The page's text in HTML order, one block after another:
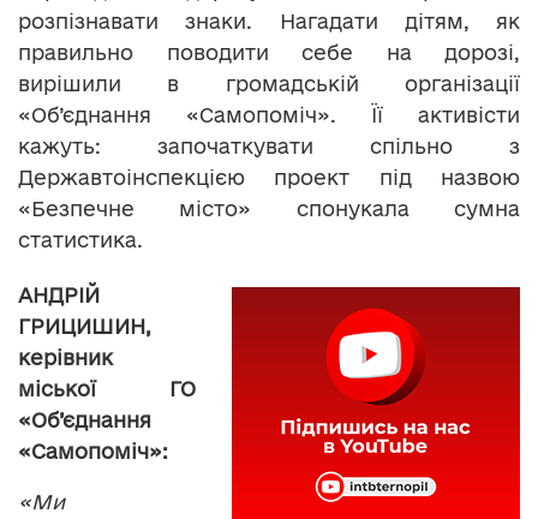
розпізнавати знаки. Нагадати дітям, як
правильно поводити себе на дорозі,
вирішили в громадській організації
«Об’єднання «Самопоміч». Її активісти
кажуть: започаткувати спільно з
Державтоінспекцією проект під назвою
«Безпечне місто» спонукала сумна
статистика.
АНДРІЙ
ГРИЦИШИН,
керівник
міської ГО
«Об’єднання
«Самопоміч»:
«Ми